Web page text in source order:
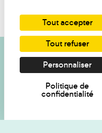
Je souhaite
Inscrivez-
Tout accepter
Tout refuser
Personnaliser
Politique de
confidentialité